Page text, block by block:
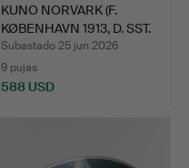
KUNO NORVARK (F.
KØBENHAVN 1913, D. SST.
1…
Subastado 25 jun 2026
9 pujas
588 USD